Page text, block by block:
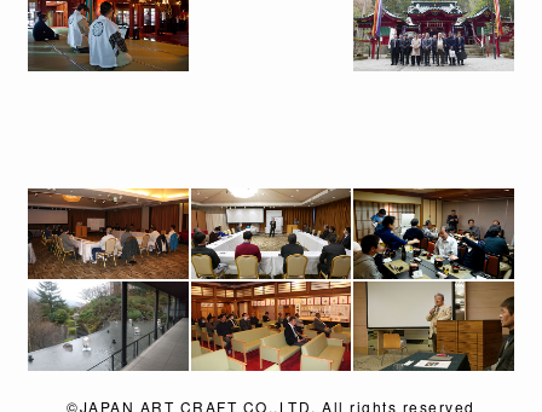
©JAPAN ART CRAFT CO.,LTD. All rights reserved